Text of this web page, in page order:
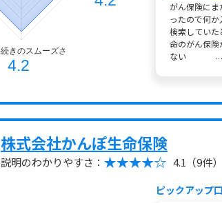
がん保険にま
ったので何
検索してい
命のがん保
ない
株式会社かんぽ生命保険
説明のわかりやすさ： 4.1 （9件）
ピックアップ